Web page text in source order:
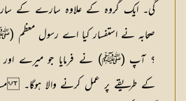
گی۔ ایک گروہ کے علاوہ سارے کے
صحابہ نے استفسار کیا اے رسول
؟ آپ (ﷺ) نے فرمایا جو میرے اور
کے طریقے پر عمل کرنے والا ہوگا۔